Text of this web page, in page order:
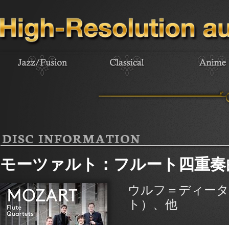
DISC INFORMATION
モーツァルト：フルート四重
ウルフ＝ディー
ト）、他